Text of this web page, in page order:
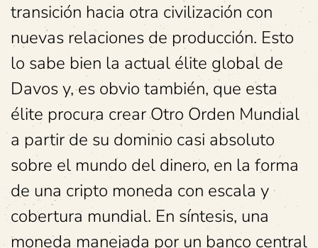
transición hacia otra civilización con
nuevas relaciones de producción. Esto
lo sabe bien la actual élite global de
Davos y, es obvio también, que esta
élite procura crear Otro Orden Mundial
a partir de su dominio casi absoluto
sobre el mundo del dinero, en la forma
de una cripto moneda con escala y
cobertura mundial. En síntesis, una
moneda manejada por un banco central